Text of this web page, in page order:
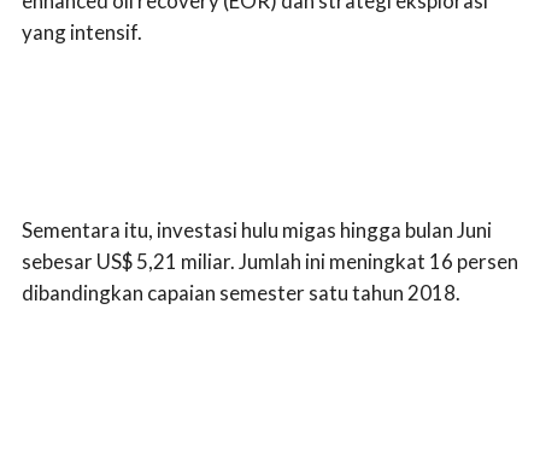
yang intensif.
Sementara itu, investasi hulu migas hingga bulan Juni
sebesar US$ 5,21 miliar. Jumlah ini meningkat 16 persen
dibandingkan capaian semester satu tahun 2018.